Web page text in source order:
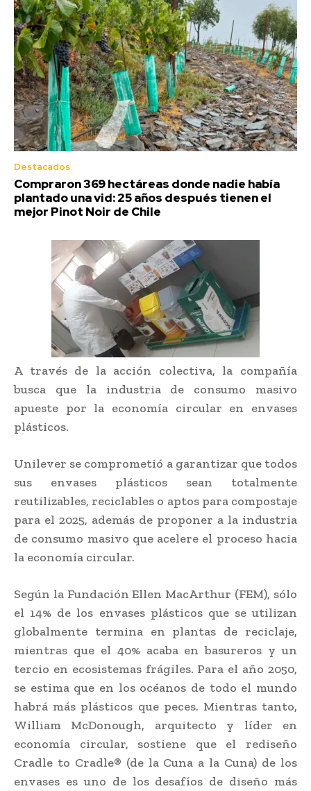
Destacados
Compraron 369 hectáreas donde nadie había
plantado una vid: 25 años después tienen el
mejor Pinot Noir de Chile
A través de la acción colectiva, la compañía
busca que la industria de consumo masivo
apueste por la economía circular en envases
plásticos.
Unilever se comprometió a garantizar que todos
sus envases plásticos sean totalmente
reutilizables, reciclables o aptos para compostaje
para el 2025, además de proponer a la industria
de consumo masivo que acelere el proceso hacia
la economía circular.
Según la Fundación Ellen MacArthur (FEM), sólo
el 14% de los envases plásticos que se utilizan
globalmente termina en plantas de reciclaje,
mientras que el 40% acaba en basureros y un
tercio en ecosistemas frágiles. Para el año 2050,
se estima que en los océanos de todo el mundo
habrá más plásticos que peces. Mientras tanto,
William McDonough, arquitecto y líder en
economía circular, sostiene que el rediseño
Cradle to Cradle® (de la Cuna a la Cuna) de los
envases es uno de los desafíos de diseño más